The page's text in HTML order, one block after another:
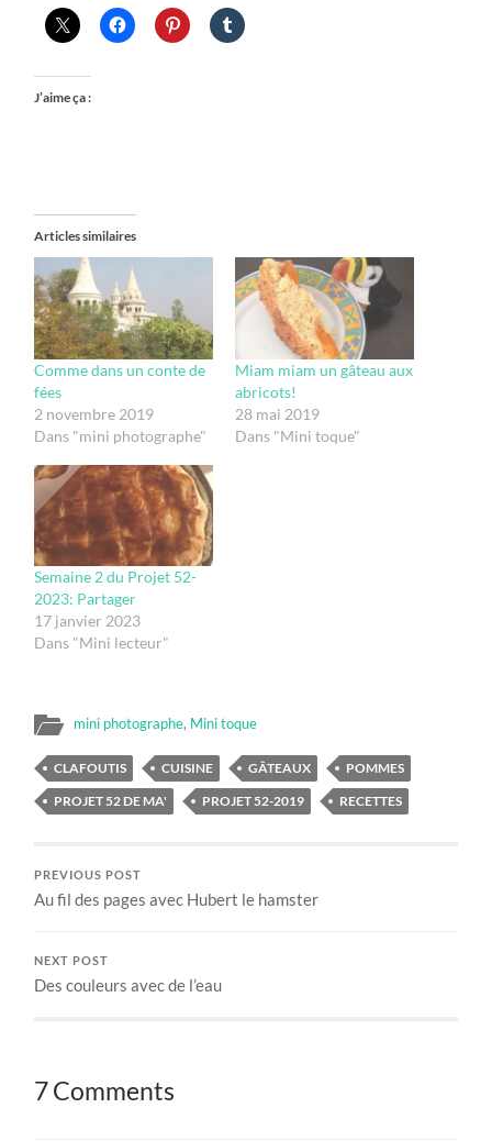
J’aime ça :
Articles similaires
Comme dans un conte de
fées
2 novembre 2019
Dans "mini photographe"
Miam miam un gâteau aux
abricots!
28 mai 2019
Dans "Mini toque"
Semaine 2 du Projet 52-
2023: Partager
17 janvier 2023
Dans "Mini lecteur"
mini photographe, Mini toque
CLAFOUTIS CUISINE GÂTEAUX
POMMES
PROJET 52 DE MA'
PROJET 52-2019 RECETTES
PREVIOUS POST
Au fil des pages avec Hubert le hamster
NEXT POST
Des couleurs avec de l’eau
7 Comments